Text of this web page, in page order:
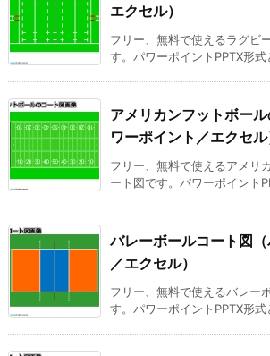
エクセル）
フリー、無料で使えるラグビ
す。パワーポイントPPTX形
アメリカンフットボー
ワーポイント／エクセル
フリー、無料で使えるアメリ
ート図です。パワーポイント
バレーボールコート図
／エクセル）
フリー、無料で使えるバレー
す。パワーポイントPPTX形